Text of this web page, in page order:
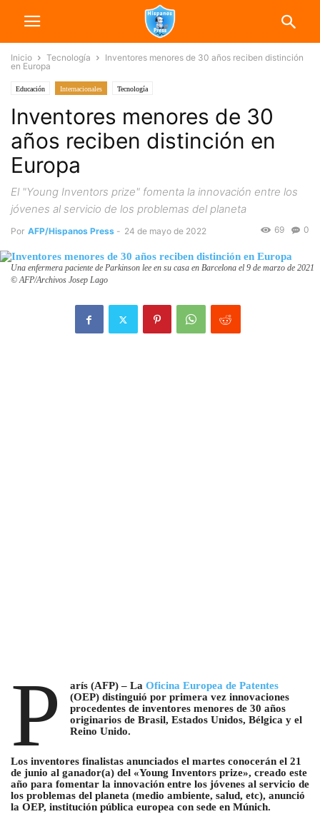
Inicio Tecnología
Inventores menores de 30 años reciben distinción
en Europa
Educación Internacionales Tecnología
Inventores menores de 30
años reciben distinción en
Europa
El "Young Inventors prize" fomenta la innovación entre los
jóvenes al servicio de los problemas del planeta
Por AFP/Hispanos Press - 24 de mayo de 2022 0
69
Una enfermera paciente de Parkinson lee en su casa en Barcelona el 9 de marzo de 2021
© AFP/Archivos Josep Lago
P arís (AFP) – La Oficina Europea de Patentes
(OEP) distinguió por primera vez innovaciones
procedentes de inventores menores de 30 años
originarios de Brasil, Estados Unidos, Bélgica y el
Reino Unido.
Los inventores finalistas anunciados el martes conocerán el 21
de junio al ganador(a) del «Young Inventors prize», creado este
año para fomentar la innovación entre los jóvenes al servicio de
los problemas del planeta (medio ambiente, salud, etc), anunció
la OEP, institución pública europea con sede en Múnich.